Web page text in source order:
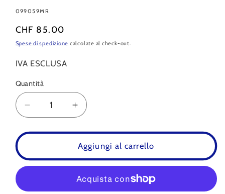
SKU:
099059MR
Prezzo
di
CHF 85.00
Spese di spedizione calcolate al check-out.
IVA ESCLUSA
Quantità
Quantità
Diminuisci
quantità
per
da
Sole
Martini
Aumenta
quantità
per
Occhiali
da
Sole
Sparco
Martini
Aggiungi al carrello